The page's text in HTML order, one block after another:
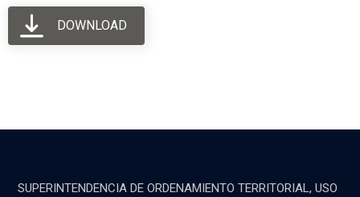
DOWNLOAD
SUPERINTENDENCIA DE ORDENAMIENTO TERRITORIAL, USO